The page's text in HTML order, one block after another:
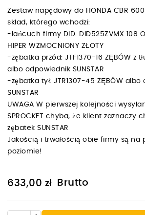
Zestaw napędowy do HONDA CBR
skład, którego wchodzi:
-łańcuch firmy DID: DID525ZVMX 108
HIPER WZMOCNIONY ZŁOTY
-zębatka przód: JTF1370-16 ZĘBÓW z
albo odpowiednik SUNSTAR
-zębatka tył: JTR1307-45 ZĘBÓW
SUNSTAR
UWAGA W pierwszej kolejności
SPROCKET chyba, że klient zaznaczy
zębatek SUNSTAR
Jakością i trwałością obie firmy są na
poziomie!
633,00 zł Brutto